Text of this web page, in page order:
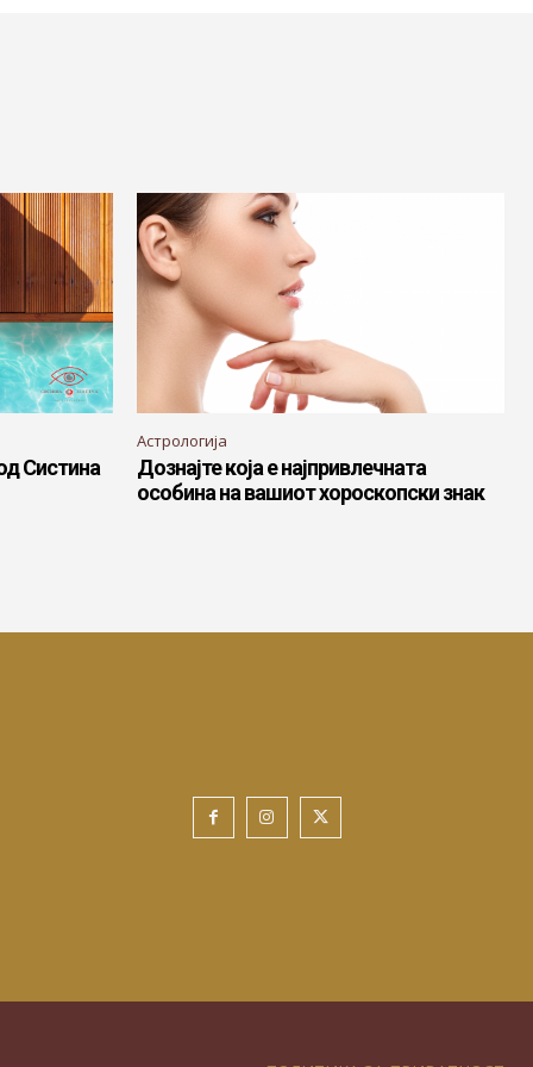
Систина
Астрологија
Дознајте која е најпривлечната
особина на вашиот хороскопски знак